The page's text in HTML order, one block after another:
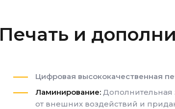
Печать и
Цифровая высококачественная
Ламинирование: Дополнительная
от внешних воздействий и